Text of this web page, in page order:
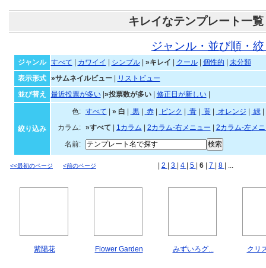
キレイなテンプレート一覧
ジャンル・並び順・
ジャンル すべて カワイイ シンプル| »キレイ クール| 個性的
未分類
表示形式
»サムネイルビュー|
リストビュー
並び替え
最近投票が多い| »投票数が多い| 修正日が新しい|
絞り込み
色: すべて » 白 黒| 赤| ピンク 青| 黄| オレンジ 緑|
カラム:
»すべて 1カラム 2カラム-右メニュー
2カラム-左メ
名前:
<<最初のページ <前のページ 2 3 4 5 6 7 8 | ...
紫陽花 Flower Garden みずいろグ... クリ